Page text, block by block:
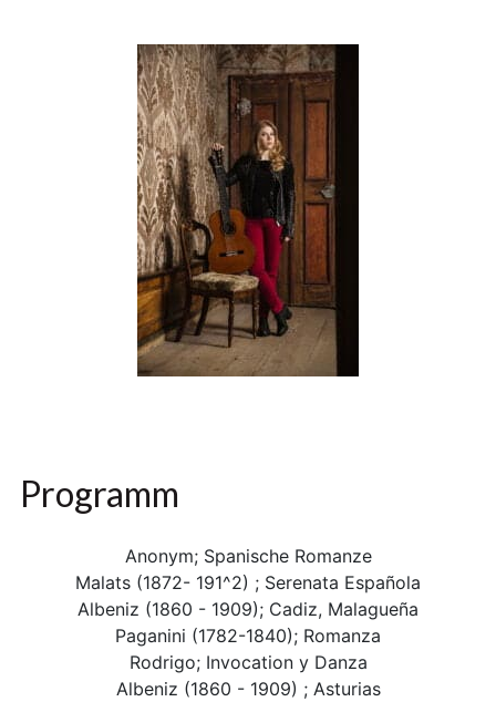
Programm
Anonym; Spanische Romanze
Malats (1872- 191^2) ; Serenata Española
Albeniz (1860 - 1909); Cadiz, Malagueña
Paganini (1782-1840); Romanza
Rodrigo; Invocation y Danza
Albeniz (1860 - 1909) ; Asturias